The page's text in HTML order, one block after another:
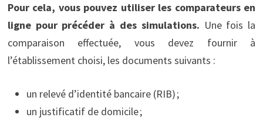
Pour cela, vous pouvez utiliser les comparateurs en
ligne pour précéder à des simulations. Une fois la
comparaison effectuée, vous devez fournir à
l’établissement choisi, les documents suivants :
un relevé d’identité bancaire (RIB) ;
un justificatif de domicile ;